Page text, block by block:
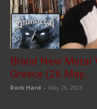
Brand New Metal
Greece (26 May...
Rock Hard - May 28, 2023